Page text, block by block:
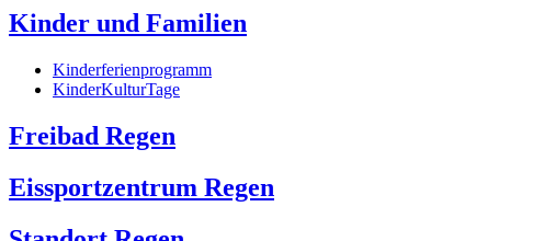
Kinder und Familien
Kinderferienprogramm
KinderKulturTage
Freibad Regen
Eissportzentrum Regen